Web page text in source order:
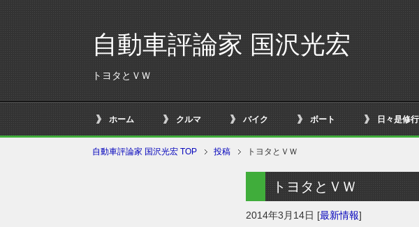
自動車評論家 国沢光宏
トヨタとＶＷ
ホーム クルマ バイク ボート 日々是修行
自動車評論家 国沢光宏 TOP 投稿 トヨタとＶＷ
トヨタとＶＷ
2014年3月14日 [最新情報]